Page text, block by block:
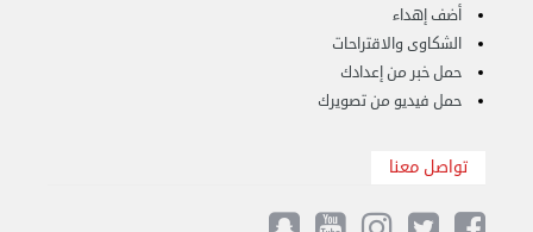
أضف إهداء
الشكاوى والاقتراحات
حمل خبر من إعدادك
حمل فيديو من تصويرك
تواصل معنا